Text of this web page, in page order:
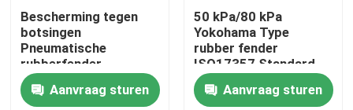
Huis
Producten
Bescherming tegen
botsingen
Pneumatische
rubberfender
Aanvraag sturen
50 kPa/80 kPa
Yokohama Type
rubber fender
ISO17357 Standard
met hoge kwaliteit
bescherming
Aanvraag sturen